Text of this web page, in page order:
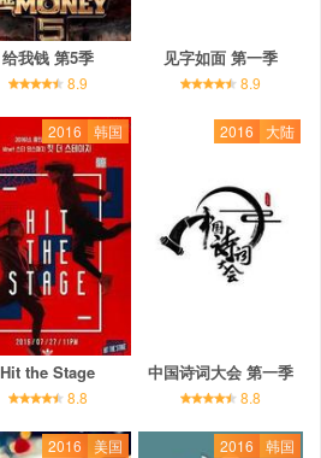
给我钱 第5季
8.9
见字如面 第一季
8.9
2016 韩国
Hit the Stage
8.8
2016 大陆
中国诗词大会 第一季
8.8
2016 美国 2016 韩国